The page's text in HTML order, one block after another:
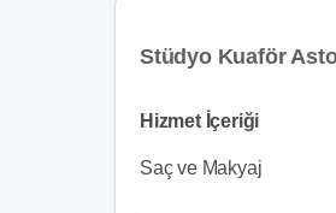
Stüdyo Kuaför
Hizmet İçeriği
Saç ve Makyaj